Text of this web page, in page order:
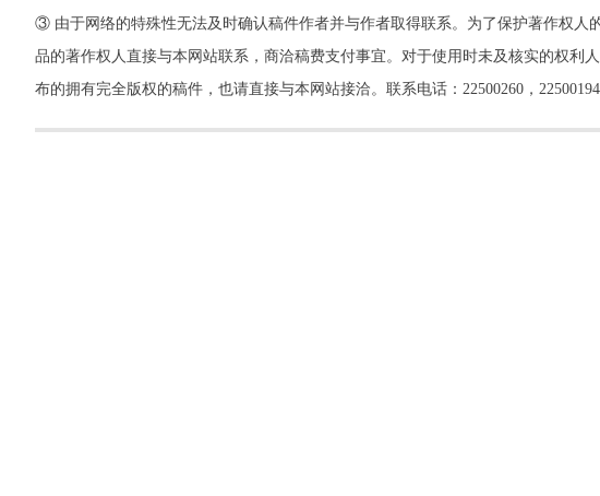
③ 由于网络的特殊性无法及时确认稿件作者并与作者取得联系。为了保护著作权人
品的著作权人直接与本网站联系，商洽稿费支付事宜。对于使用时未及核实的权利
布的拥有完全版权的稿件，也请直接与本网站接洽。联系电话：22500260，22500194